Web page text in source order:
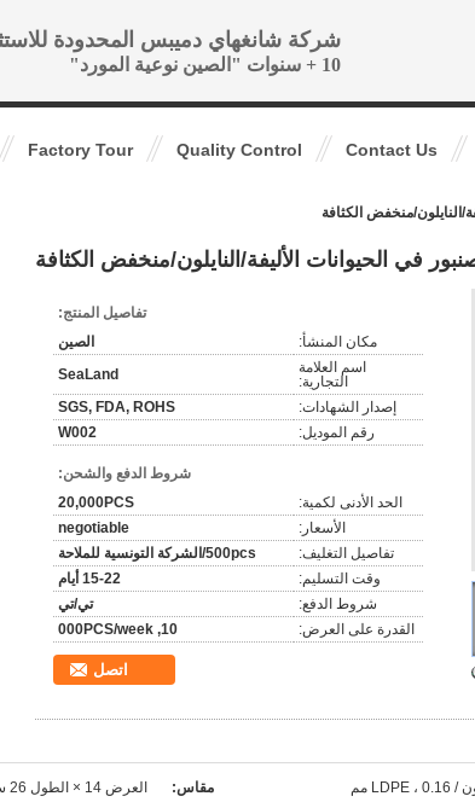
شركة شانغهاي دميبس المحدودة
10 + سنوات "الصين نوعية المورد"
Factory Tour Quality Control Contact Us
تفاصيل المنتج:
مكان المنشأ:
الصين
اسم العلامة
التجارية:
SeaLand
إصدار الشهادات:
SGS, FDA, ROHS
رقم الموديل:
W002
شروط الدفع والشحن:
الحد الأدنى لكمية:
20,000PCS
الأسعار:
negotiable
تفاصيل التغليف:
500pcs/الشركة التونسية للملاحة
وقت التسليم:
15-22 أيام
شروط الدفع:
تي/تي
القدرة على العرض:
10, 000PCS/week
اتصل
مقاس: العرض 14 × الطول 26 سم